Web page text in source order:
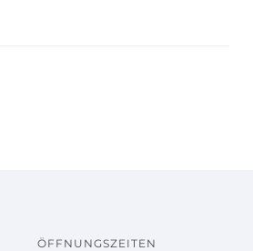
ÖFFNUNGSZEITEN